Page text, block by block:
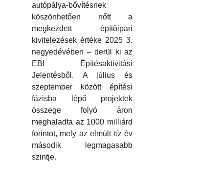
autópálya-bővítésnek
köszönhetően nőtt a
megkezdett építőipari
kivitelezések értéke 2025 3.
negyedévében – derül ki az
EBI Építésaktivitási
Jelentésből. A július és
szeptember között építési
fázisba lépő projektek
összege folyó áron
meghaladta az 1000 milliárd
forintot, mely az elmúlt tíz év
második legmagasabb
szintje.